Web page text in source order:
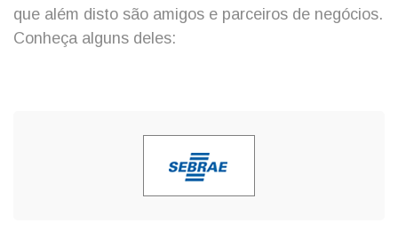
que além disto são amigos e parceiros de negócios.
Conheça alguns deles: